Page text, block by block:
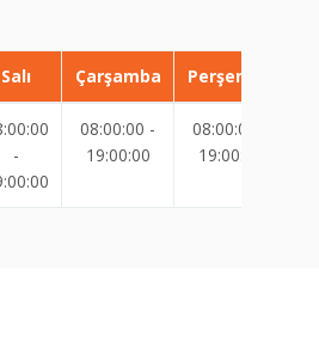
Salı Çarşamba Perşembe
-
08:00:00 -
19:00:00
08:00:00 -
19:00:00